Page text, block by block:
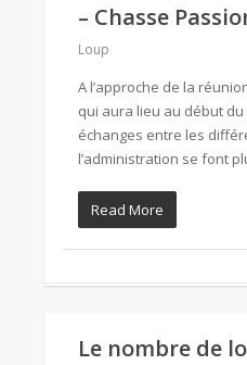
– Chasse
Loup
A l’approche de la
qui aura lieu au début
échanges entre les
l’administration se font
Read More
Le nombre de